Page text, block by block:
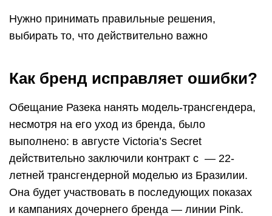
Нужно принимать правильные решения,
выбирать то, что действительно важно
Как бренд исправляет ошибки?
Обещание Разека нанять модель-трансгендера,
несмотря на его уход из бренда, было
выполнено: в августе Victoria’s Secret
действительно заключили контракт с — 22-
летней трансгендерной моделью из Бразилии.
Она будет участвовать в последующих показах
и кампаниях дочернего бренда — линии Pink.